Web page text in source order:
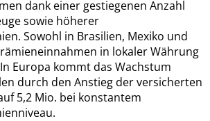
dank einer gestiegenen Anzahl
sowie höherer
Sowohl in Brasilien, Mexiko und
in lokaler Währung
Europa kommt das Wachstum
durch den Anstieg der versicherten
5,2 Mio. bei konstantem